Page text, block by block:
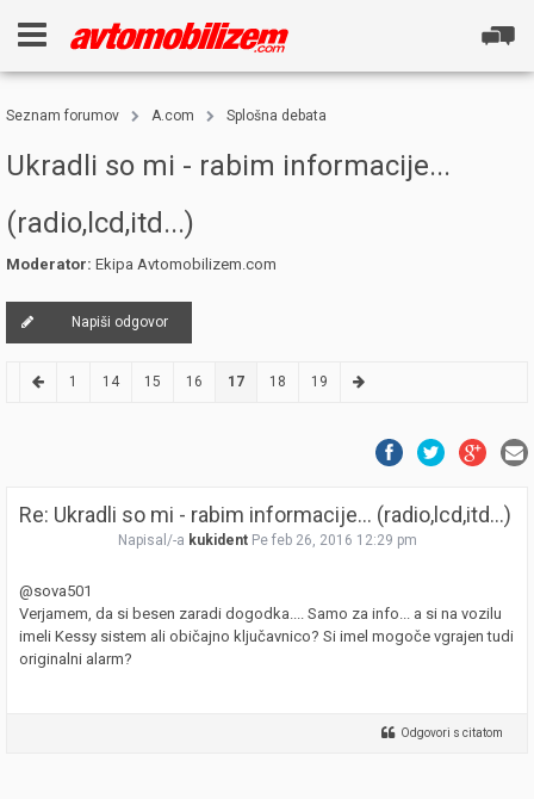
Seznam forumov A.com Splošna debata
Ukradli so mi - rabim informacije...
(radio,lcd,itd...)
Moderator: Ekipa Avtomobilizem.com
Napiši odgovor
1 14 15 16 17 18 19
Re: Ukradli so mi - rabim informacije... (radio,lcd,itd...)
Napisal/-a kukident Pe feb 26, 2016 12:29 pm
@sova501
Verjamem, da si besen zaradi dogodka.... Samo za info... a si na vozilu
imeli Kessy sistem ali običajno ključavnico? Si imel mogoče vgrajen tudi
originalni alarm?
Odgovori s citatom